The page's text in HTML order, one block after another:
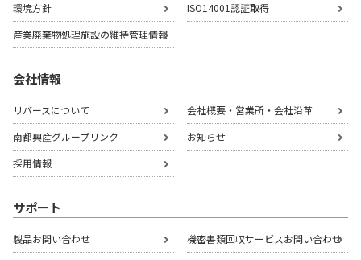
環境方針
ISO14001認証取得
産業廃棄物処理施設の維持管理情報
会社情報
リバースについて
会社概要・営業所・会社沿革
南都興産グループリンク
お知らせ
採用情報
サポート
製品お問い合わせ
機密書類回収サービスお問い合わせ